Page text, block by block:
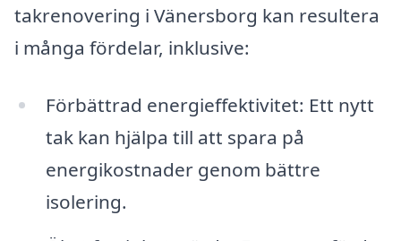
takrenovering i Vänersborg kan resultera
i många fördelar, inklusive:
Förbättrad energieffektivitet: Ett nytt
tak kan hjälpa till att spara på
energikostnader genom bättre
isolering.